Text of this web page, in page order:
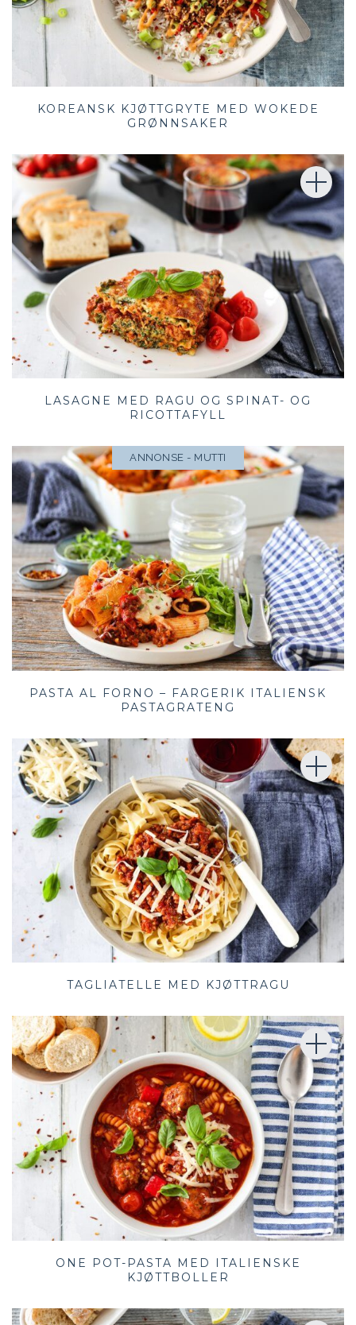
KOREANSK KJØTTGRYTE MED WOKEDE
GRØNNSAKER
LASAGNE MED RAGU OG SPINAT- OG
RICOTTAFYLL
ANNONSE - MUTTI
PASTA AL FORNO – FARGERIK ITALIENSK
PASTAGRATENG
TAGLIATELLE MED KJØTTRAGU
ONE POT-PASTA MED ITALIENSKE
KJØTTBOLLER